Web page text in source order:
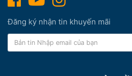
Đăng ký nhận tin khuyến mãi